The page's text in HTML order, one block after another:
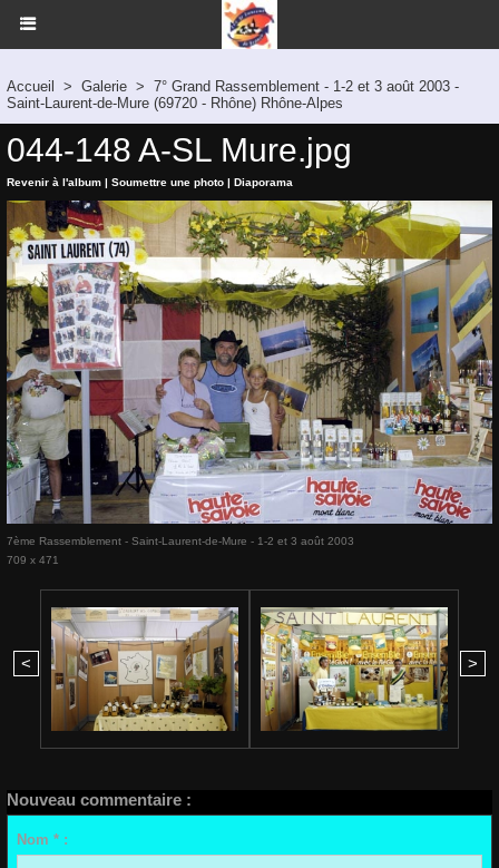
Accueil > Galerie > 7° Grand Rassemblement - 1-2 et 3 août 2003 -
Saint-Laurent-de-Mure (69720 - Rhône) Rhône-Alpes
044-148 A-SL Mure.jpg
Revenir à l'album | Soumettre une photo | Diaporama
7ème Rassemblement - Saint-Laurent-de-Mure - 1-2 et 3 août 2003
709 x 471
< >
Nouveau commentaire :
Nom * :